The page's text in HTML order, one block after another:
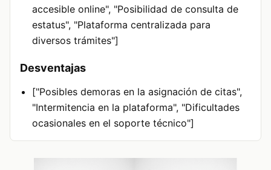
accesible online", "Posibilidad de consulta de
estatus", "Plataforma centralizada para
diversos trámites"]
Desventajas
["Posibles demoras en la asignación de citas",
"Intermitencia en la plataforma", "Dificultades
ocasionales en el soporte técnico"]